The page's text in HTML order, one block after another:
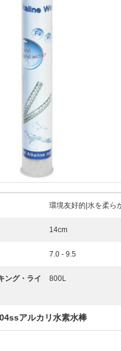
環境友好的|水を柔ら
14cm
7.0 - 9.5
ング・ライ
800L
アルカリ水素水棒